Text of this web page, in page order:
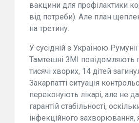
вакцини для профілактики
від потреби). Але план
на третину.
У сусідній з Україною
Тамтешні ЗМІ повідомляють
тисячі хворих, 14 дітей
Закарпатті ситуація
переконують лікарі, але не
гарантій стабільності,
інфекційного захворювання,